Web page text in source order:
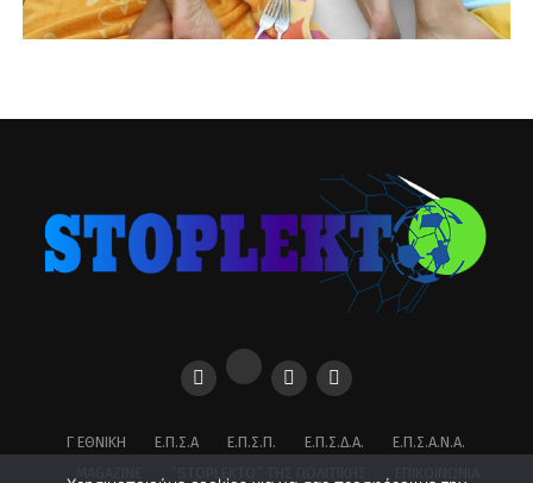
Γ ΕΘΝΙΚΉ Ε.Π.Σ.Α Ε.Π.Σ.Π. Ε.Π.Σ.Δ.Α.
Ε.Π.Σ.Α.Ν.Α.